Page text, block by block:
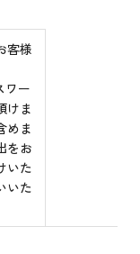
客様
ワー
けま
めま
をお
いた
いた